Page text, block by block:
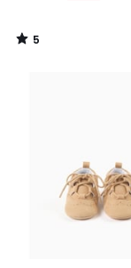
5
/